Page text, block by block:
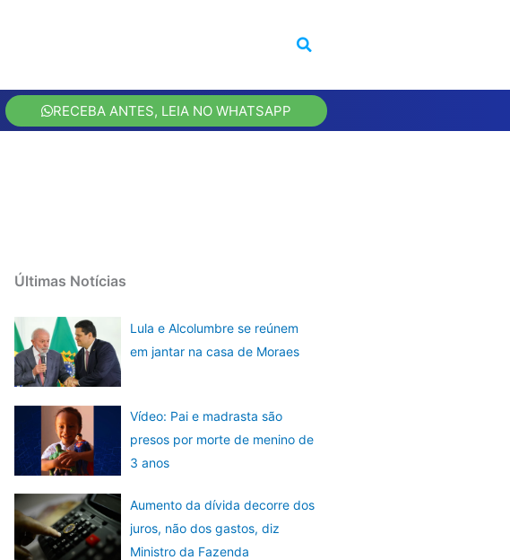
RECEBA ANTES, LEIA NO WHATSAPP
Últimas Notícias
Lula e Alcolumbre se reúnem
em jantar na casa de Moraes
Vídeo: Pai e madrasta são
presos por morte de menino de
3 anos
Aumento da dívida decorre dos
juros, não dos gastos, diz
Ministro da Fazenda